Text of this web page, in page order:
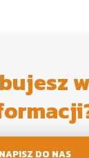
NAPISZ DO NAS